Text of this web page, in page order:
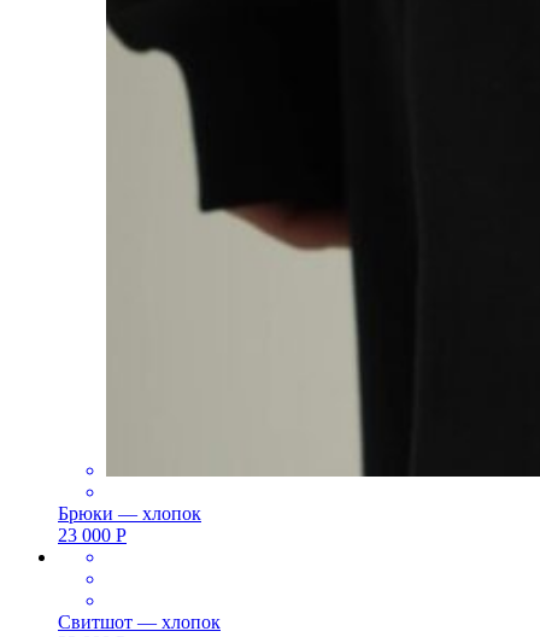
Брюки — хлопок
23 000 Р
Свитшот — хлопок